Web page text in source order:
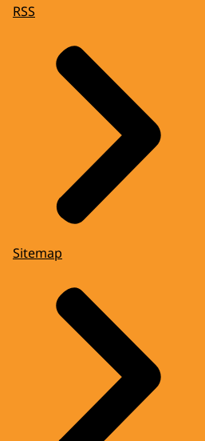
RSS
Sitemap